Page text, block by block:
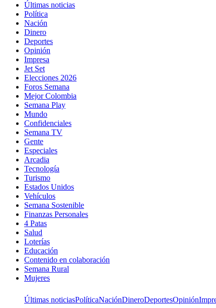
Últimas noticias
Política
Nación
Dinero
Deportes
Opinión
Impresa
Jet Set
Elecciones 2026
Foros Semana
Mejor Colombia
Semana Play
Mundo
Confidenciales
Semana TV
Gente
Especiales
Arcadia
Tecnología
Turismo
Estados Unidos
Vehículos
Semana Sostenible
Finanzas Personales
4 Patas
Salud
Loterías
Educación
Contenido en colaboración
Semana Rural
Mujeres
Últimas noticiasPolíticaNaciónDineroDeportesOpinión